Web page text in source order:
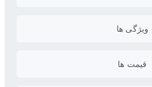
ویژگی ها
قیمت ها